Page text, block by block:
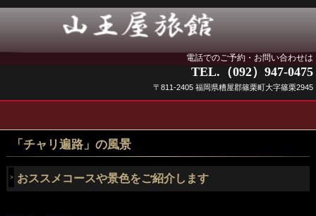
電話でのご予約・お問い合わせは
TEL.（092）947-0475
〒811-2405 福岡県糟屋郡篠栗町大字篠栗2945
「チャリ遍路」の風景
おススメコースや景色をご紹介します